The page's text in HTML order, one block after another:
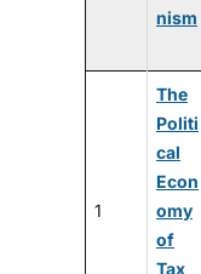
nism
1
The
Politi
cal
Econ
omy
of
Tax